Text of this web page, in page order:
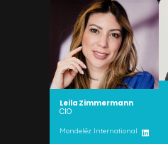
Leila Zimmermann
CIO
Mondelēz International